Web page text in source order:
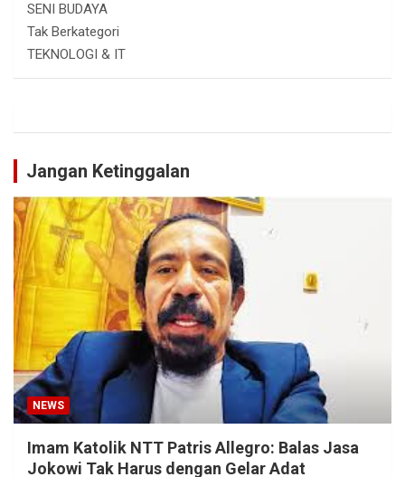
SENI BUDAYA
Tak Berkategori
TEKNOLOGI & IT
Jangan Ketinggalan
NEWS
Imam Katolik NTT Patris Allegro: Balas Jasa
Jokowi Tak Harus dengan Gelar Adat